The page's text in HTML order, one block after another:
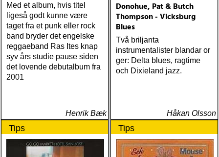
Richard Lindgren Driftwood
(Rootsy) Chip Taylor Block
Out The Sirens Of This
Lonely World (Trainwreck)
Nick Cave & The Bad
Seeds Push The Sky Away
(Bad Seed) Andi Almqvist
Unheard Studio Sessions &
Demos 1971-1972
(Omnivore) Naturligtvis
borde alla årets Rootsy-
plattor vara med på listan,
Med et album, hvis titel
ligeså godt kunne være
taget fra et punk eller rock
band bryder det engelske
reggaeband Ras Ites knap
syv års studie pause siden
det lovende debutalbum fra
2001
Henrik Bæk
Donohue, Pat & Butch
Thompson - Vicksburg
Blues
Två briljanta
instrumentalister blandar or
ger: Delta blues, ragtime
och Dixieland jazz.
Håkan Olsson
Tips Tips